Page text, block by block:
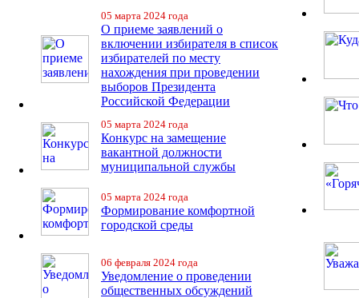
05 марта 2024 года
О приеме заявлений о
включении избирателя в список
избирателей по месту
нахождения при проведении
выборов Президента
Российской Федерации
05 марта 2024 года
Конкурс на замещение
вакантной должности
муниципальной службы
05 марта 2024 года
Формирование комфортной
городской среды
06 февраля 2024 года
Уведомление о проведении
общественных обсуждений